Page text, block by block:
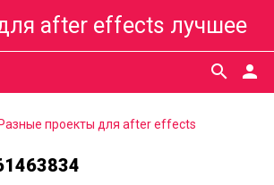
after effects лучшее
person
search
Разные проекты для after effects